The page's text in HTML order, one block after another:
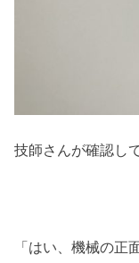
技師さんが確認し
「はい、機械の正